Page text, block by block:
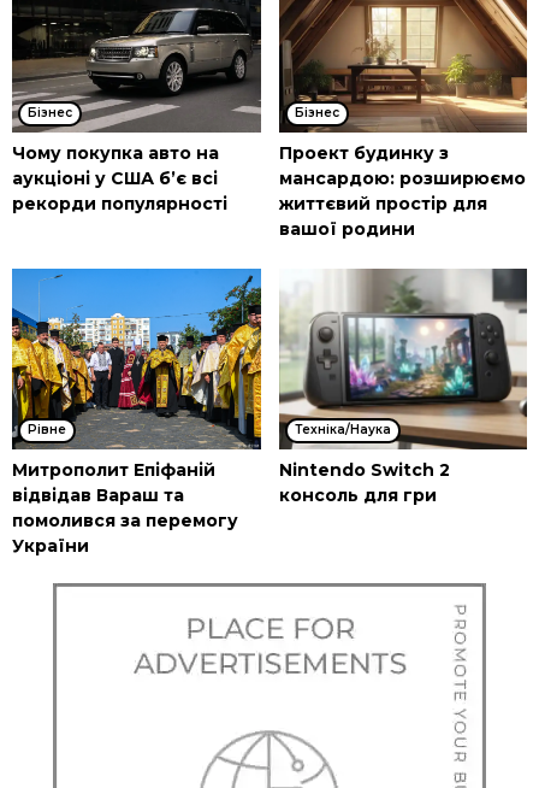
Бізнес
Чому покупка авто на
аукціоні у США б’є всі
рекорди популярності
Бізнес
Проект будинку з
мансардою: розширюємо
життєвий простір для
вашої родини
Рівне
Митрополит Епіфаній
відвідав Вараш та
помолився за перемогу
України
Техніка/Наука
Nintendo Switch 2
консоль для гри